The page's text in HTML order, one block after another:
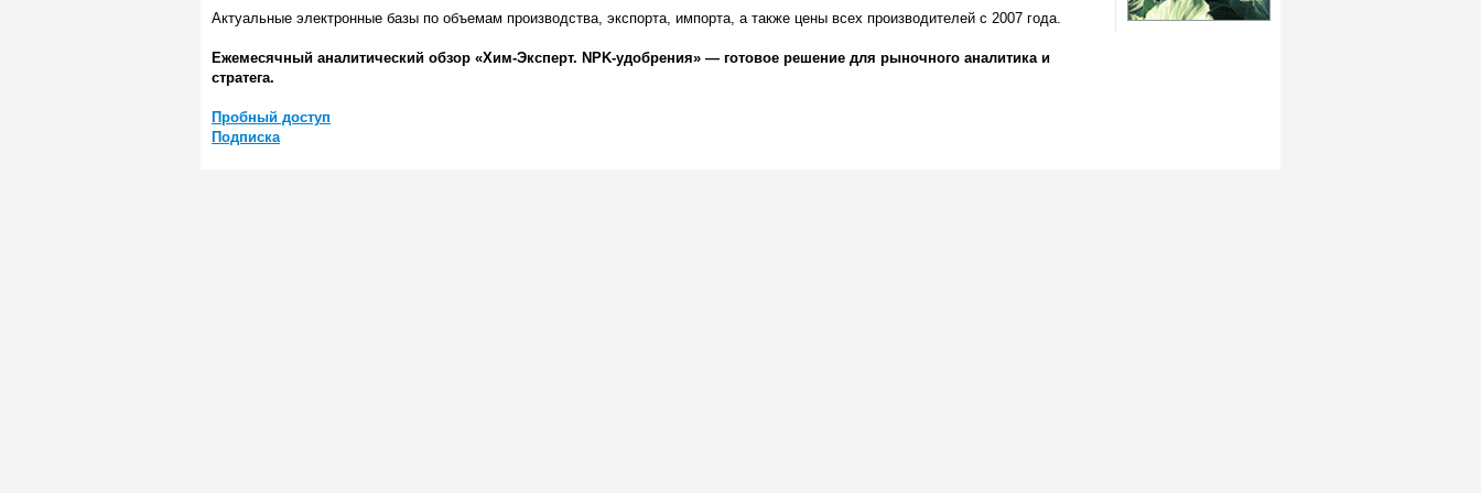
Актуальные электронные базы по объемам производства, экспорта, импорта, а также цены всех производителей с 2007 года.
Ежемесячный аналитический обзор «Хим-Эксперт. NPK-удобрения» — готовое решение для рыночного аналитика и
стратега.
Пробный доступ
Подписка